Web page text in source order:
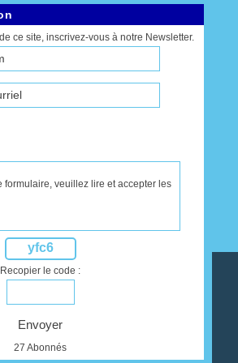
ce site, inscrivez-vous à notre Newsletter.
formulaire, veuillez lire et accepter les
yfc6
Recopier le code :
Envoyer
27 Abonnés